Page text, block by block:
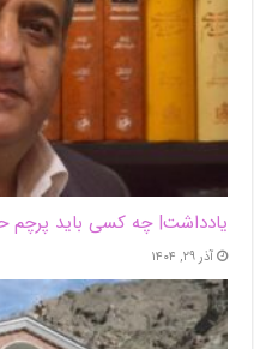
یادداشت| ‌چه کسی باید پرچم
آذر ۲۹, ۱۴۰۴